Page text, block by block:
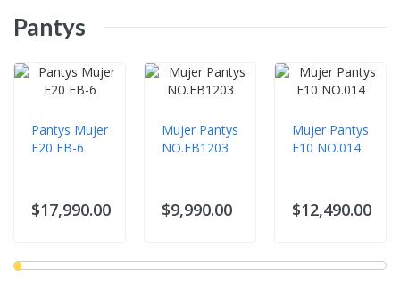
Pantys
Pantys Mujer
E20 FB-6
$17,990.00
Mujer Pantys
NO.FB1203
$9,990.00
Mujer Pantys
E10 NO.014
$12,490.00